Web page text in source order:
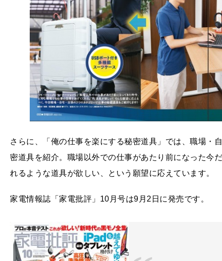
さらに、「俺の仕事を楽にする秘密道具」では、職場・
密道具を紹介。職場以外での仕事があたり前になった今
れるような道具が欲しい、という願望に応えています。
家電情報誌「家電批評」10月号は9月2日に発売です。